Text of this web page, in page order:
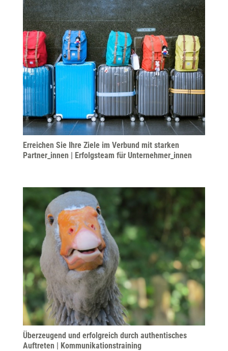
Erreichen Sie Ihre Ziele im Verbund mit starken
Partner_innen | Erfolgsteam für Unternehmer_innen
Überzeugend und erfolgreich durch authentisches
Auftreten | Kommunikationstraining